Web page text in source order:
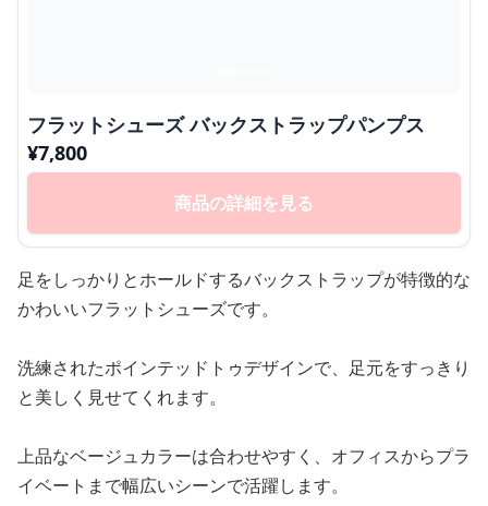
フラットシューズ バックストラップパンプス
¥7,800
商品の詳細を見る
足をしっかりとホールドするバックストラップが特徴的な
かわいいフラットシューズです。
洗練されたポインテッドトゥデザインで、足元をすっきり
と美しく見せてくれます。
上品なベージュカラーは合わせやすく、オフィスからプラ
イベートまで幅広いシーンで活躍します。